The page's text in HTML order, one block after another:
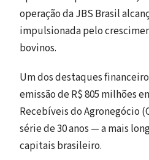
operação da JBS Brasil
impulsionada pelo
bovinos.
Um dos destaques
emissão de R$ 805 milhões
Recebíveis do Agronegócio
série de 30 anos — a mais
capitais brasileiro.